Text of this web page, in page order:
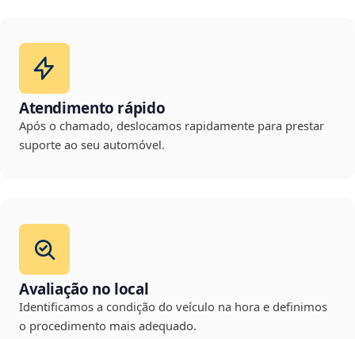
Atendimento rápido
Após o chamado, deslocamos rapidamente para prestar
suporte ao seu automóvel.
Avaliação no local
Identificamos a condição do veículo na hora e definimos
o procedimento mais adequado.